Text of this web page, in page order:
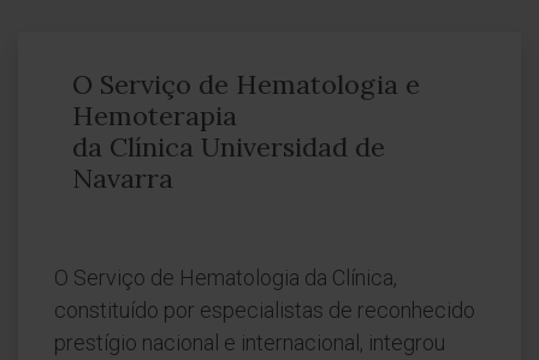
O Serviço de Hematologia e
Hemoterapia
da Clínica Universidad de
Navarra
O Serviço de Hematologia da Clínica,
constituído por especialistas de reconhecido
prestígio nacional e internacional, integrou